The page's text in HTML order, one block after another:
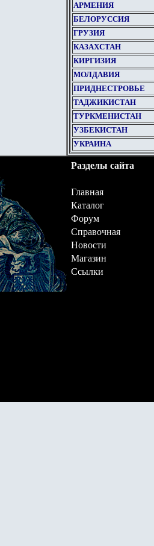
АРМЕНИЯ
БЕЛОРУССИЯ
ГРУЗИЯ
КАЗАХСТАН
КИРГИЗИЯ
МОЛДАВИЯ
ПРИДНЕСТРОВЬЕ
ТАДЖИКИСТАН
ТУРКМЕНИСТАН
УЗБЕКИСТАН
УКРАИНА
Разделы сайта
Главная
Каталог
Форум
Справочная
Новости
Магазин
Ссылки